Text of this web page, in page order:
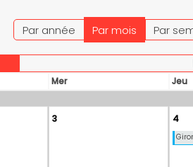
Par année Par mois Par
Mer Jeu
3 4